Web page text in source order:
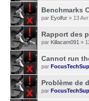
Benchmarks
par Eyolfur » 13
Rapport des
par Killacam091 »
Cannot run
par
Problème de
par